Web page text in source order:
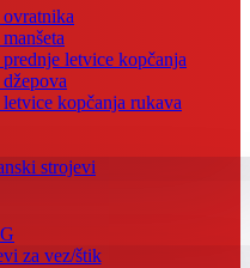
letvice kopčanja
kopčanja rukava
strojevi
za vez/štik